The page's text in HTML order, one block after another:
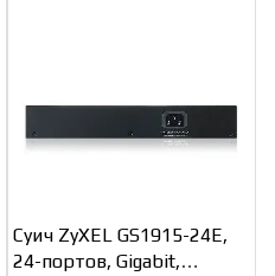
Суич ZyXEL GS1915-24E,
24-портов, Gigabit,